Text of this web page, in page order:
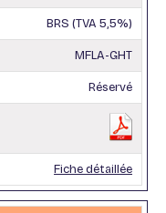
BRS (TVA 5,5%)
MFLA-GHT
Réservé
Fiche détaillée